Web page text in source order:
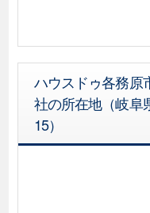
ハウスドゥ各務原
社の所在地（岐阜
15）